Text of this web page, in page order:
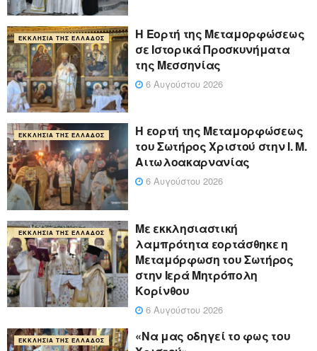
ΕΚΚΛΗΣΊΑ ΤΗΣ ΕΛΛΆΔΟΣ
Η Εορτή της Μεταμορφώσεως
σε Ιστορικά Προσκυνήματα
της Μεσσηνίας
6 Αυγούστου 2026
ΕΚΚΛΗΣΊΑ ΤΗΣ ΕΛΛΆΔΟΣ
Η εορτή της Μεταμορφώσεως
του Σωτήρος Χριστού στην Ι. Μ.
Αιτωλοακαρνανίας
6 Αυγούστου 2026
ΕΚΚΛΗΣΊΑ ΤΗΣ ΕΛΛΆΔΟΣ
Με εκκλησιαστική
λαμπρότητα εορτάσθηκε η
Μεταμόρφωση του Σωτήρος
στην Ιερά Μητρόπολη
Κορίνθου
6 Αυγούστου 2026
ΕΚΚΛΗΣΊΑ ΤΗΣ ΕΛΛΆΔΟΣ
«Να μας οδηγεί το φως του